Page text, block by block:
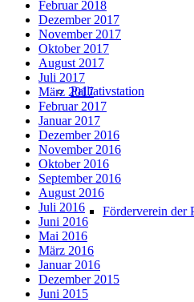
Palliativstation
Förderverein der
Februar 2018
Dezember 2017
November 2017
Oktober 2017
August 2017
Juli 2017
März 2017
Februar 2017
Januar 2017
Dezember 2016
November 2016
Oktober 2016
September 2016
August 2016
Juli 2016
Juni 2016
Mai 2016
März 2016
Januar 2016
Dezember 2015
Juni 2015